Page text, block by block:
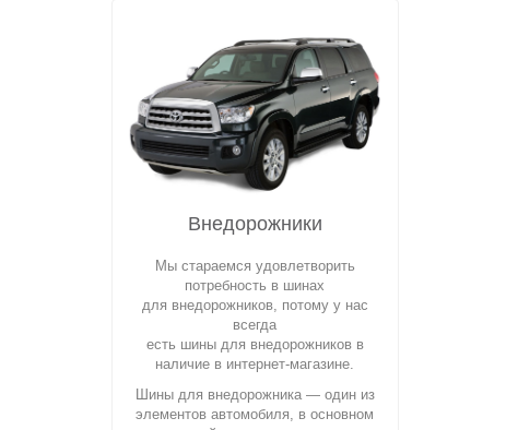
Внедорожники
Мы стараемся удовлетворить
потребность в шинах
для внедорожников, потому у нас
всегда
есть шины для внедорожников в
наличие в интернет-магазине.
Шины для внедорожника — один из
элементов автомобиля, в основном